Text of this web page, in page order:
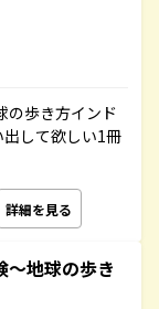
の歩き方インド
して欲しい1冊
詳細を見る
～地球の歩き